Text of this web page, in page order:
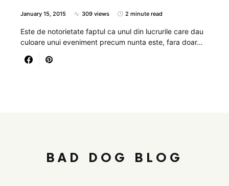
January 15, 2015 309 views 2 minute read
Este de notorietate faptul ca unul din lucrurile care dau
culoare unui eveniment precum nunta este, fara doar…
BAD DOG BLOG